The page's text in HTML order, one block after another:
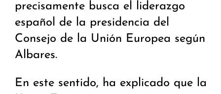
precisamente busca el liderazgo
español de la presidencia del
Consejo de la Unión Europea según
Albares.
En este sentido, ha explicado que la